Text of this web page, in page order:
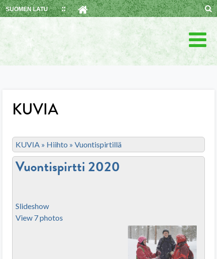
Skip
to
SUOMEN LATU
KUVIA
KUVIA » Hiihto » Vuontispirtillä
Vuontispirtti 2020
Slideshow
View 7 photos